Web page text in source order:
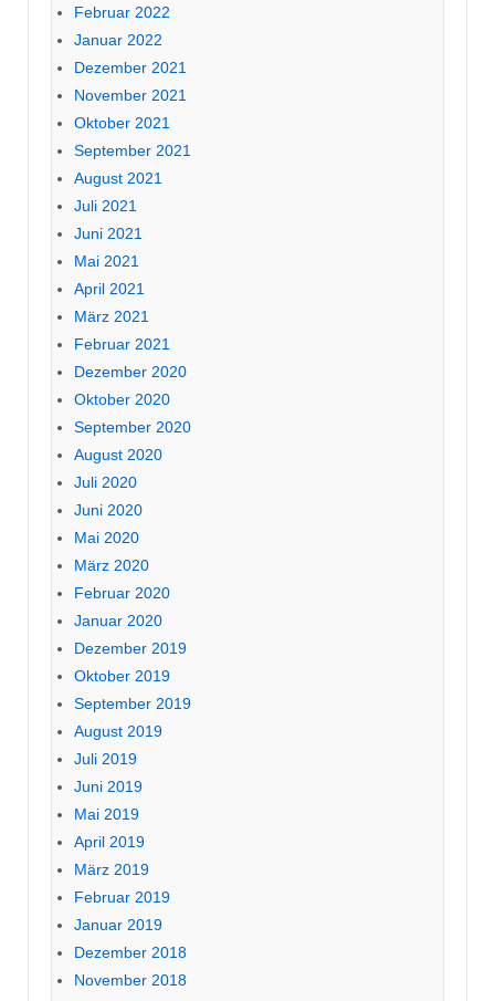
Februar 2022
Januar 2022
Dezember 2021
November 2021
Oktober 2021
September 2021
August 2021
Juli 2021
Juni 2021
Mai 2021
April 2021
März 2021
Februar 2021
Dezember 2020
Oktober 2020
September 2020
August 2020
Juli 2020
Juni 2020
Mai 2020
März 2020
Februar 2020
Januar 2020
Dezember 2019
Oktober 2019
September 2019
August 2019
Juli 2019
Juni 2019
Mai 2019
April 2019
März 2019
Februar 2019
Januar 2019
Dezember 2018
November 2018